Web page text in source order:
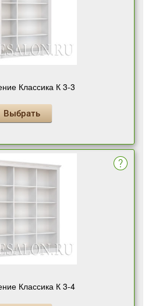
Классика К 3-3
Выбрать
Классика К 3-4